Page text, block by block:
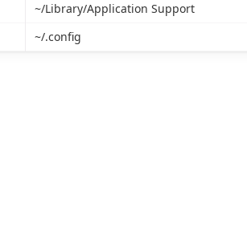
~/Library/Application Support
~/.config